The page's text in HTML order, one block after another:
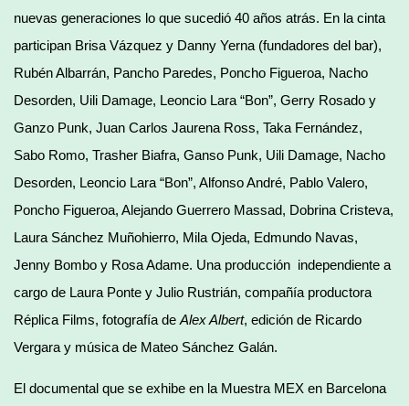
nuevas generaciones lo que sucedió 40 años atrás. En la cinta
participan Brisa Vázquez y Danny Yerna (fundadores del bar),
Rubén Albarrán, Pancho Paredes, Poncho Figueroa, Nacho
Desorden, Uili Damage, Leoncio Lara “Bon”, Gerry Rosado y
Ganzo Punk, Juan Carlos Jaurena Ross, Taka Fernández,
Sabo Romo, Trasher Biafra, Ganso Punk, Uili Damage, Nacho
Desorden, Leoncio Lara “Bon”, Alfonso André, Pablo Valero,
Poncho Figueroa, Alejando Guerrero Massad, Dobrina Cristeva,
Laura Sánchez Muñohierro, Mila Ojeda, Edmundo Navas,
Jenny Bombo y Rosa Adame. Una producción independiente a
cargo de Laura Ponte y Julio Rustrián, compañía productora
Réplica Films, fotografía de Alex Albert, edición de Ricardo
Vergara y música de Mateo Sánchez Galán.
El documental que se exhibe en la Muestra MEX en Barcelona